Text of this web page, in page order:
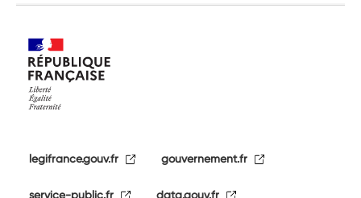
legifrance.gouv.fr gouvernement.fr
service-public.fr data.gouv.fr